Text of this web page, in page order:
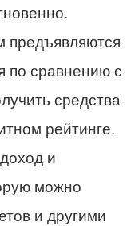
предъявляются
по сравнению с
средства
рейтинге.
и
можно
и другими